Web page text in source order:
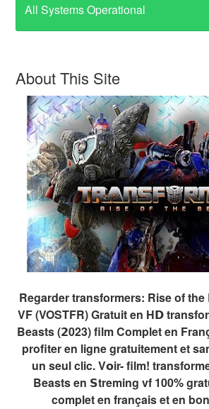
All Systems Operational
About This Site
Regarder transformers: Rise of
VF (VOSTFR) Gratuit en H𝗗
Beasts (𝟮023) film Complet en
profiter en ligne gratuitement et
un seul clic. V𝗼ir- film!
Beasts en 𝗦treming vf 100%
complet en français et en